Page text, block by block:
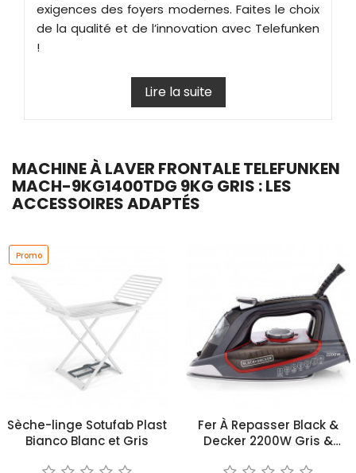
exigences des foyers modernes. Faites le choix
de la qualité et de l’innovation avec Telefunken
!
Lire la suite
MACHINE À LAVER FRONTALE TELEFUNKEN
MACH-9KG1400TDG 9KG GRIS : LES
ACCESSOIRES ADAPTÉS
Promo
Sèche-linge Sotufab Plast
Bianco Blanc et Gris
Fer À Repasser Black &
Decker 2200W Gris &